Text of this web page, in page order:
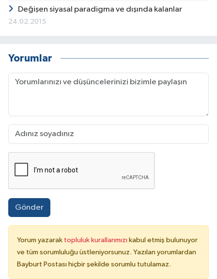
Değişen siyasal paradigma ve dışında kalanlar
24.02.2015
Yorumlar
Gönder
Yorum yazarak topluluk kurallarımızı kabul etmiş bulunuyor
ve tüm sorumluluğu üstleniyorsunuz. Yazılan yorumlardan
Bayburt Postası hiçbir şekilde sorumlu tutulamaz.